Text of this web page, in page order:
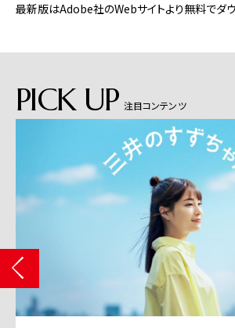
最新版はAdobe社のWebサイトより無料でダウ
PICK UP 注目コンテンツ